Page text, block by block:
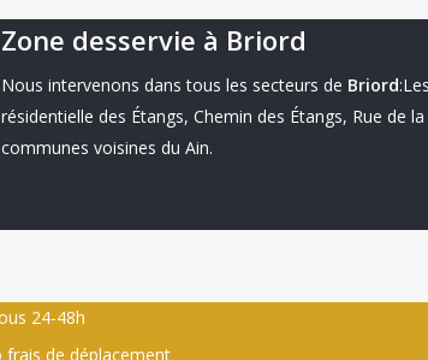
Zone desservie à Briord
Nous intervenons dans tous les secteurs de Briord
résidentielle des Étangs, Chemin des Étangs, Rue de
communes voisines du Ain.
24-48h
frais de déplacement